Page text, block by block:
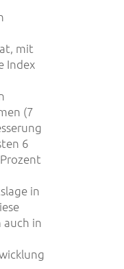
mit
Index
(7
6
in
auch in